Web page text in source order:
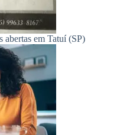
abertas em Tatuí (SP)